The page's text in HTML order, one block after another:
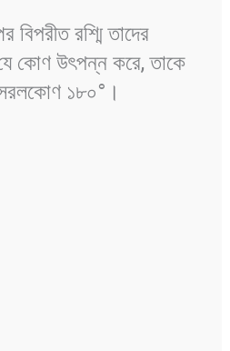
বিপরীত রশ্মি তাদের
কোণ উৎপন্ন করে, তাকে
১৮০°।